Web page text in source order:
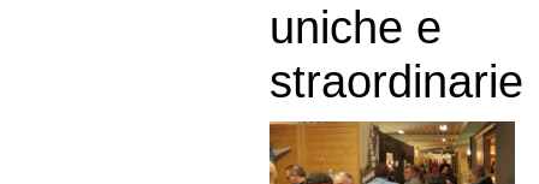
uniche e
straordinarie